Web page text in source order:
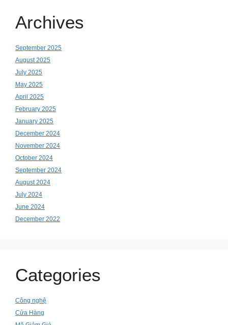
Archives
September 2025
August 2025
July 2025
May 2025
April 2025
February 2025
January 2025
December 2024
November 2024
October 2024
September 2024
August 2024
July 2024
June 2024
December 2022
Categories
Công nghệ
Cửa Hàng